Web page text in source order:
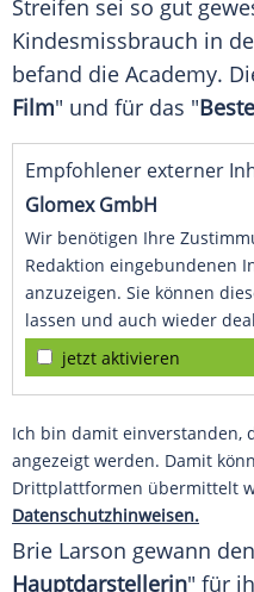
Streifen sei so gut
Kindesmissbrauch in
befand die Academy.
Film" und für das "
Empfohlener externer
Glomex GmbH
Wir benötigen Ihre
Redaktion eingebundenen
anzuzeigen. Sie können
lassen und auch wieder
jetzt aktivieren
Ich bin damit einverstanden,
angezeigt werden. Damit
Drittplattformen übermittelt
Datenschutzhinweisen.
Brie Larson gewann
Hauptdarstellerin" für